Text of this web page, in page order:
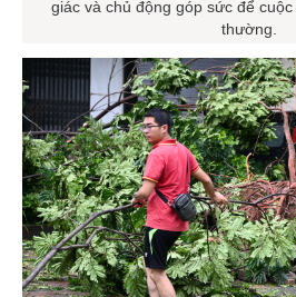
giác và chủ động góp sức để
thường.